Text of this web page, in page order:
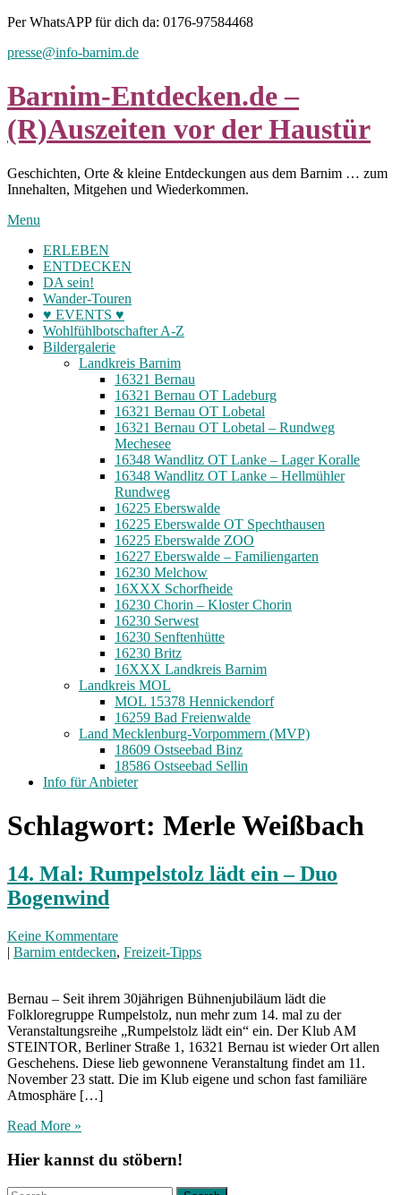
Skip
content
Per WhatsAPP für dich da: 0176-97584468
presse@info-barnim.de
Barnim-Entdecken.de –
(R)Auszeiten vor der Haustür
Geschichten, Orte & kleine Entdeckungen aus dem Barnim … zum
Innehalten, Mitgehen und Wiederkommen.
Menu
ERLEBEN
ENTDECKEN
DA sein!
Wander-Touren
♥ EVENTS ♥
Wohlfühlbotschafter A-Z
Bildergalerie
Landkreis Barnim
16321 Bernau
16321 Bernau OT Ladeburg
16321 Bernau OT Lobetal
16321 Bernau OT Lobetal – Rundweg
Mechesee
16348 Wandlitz OT Lanke – Lager Koralle
16348 Wandlitz OT Lanke – Hellmühler
Rundweg
16225 Eberswalde
16225 Eberswalde OT Spechthausen
16225 Eberswalde ZOO
16227 Eberswalde – Familiengarten
16230 Melchow
16XXX Schorfheide
16230 Chorin – Kloster Chorin
16230 Serwest
16230 Senftenhütte
16230 Britz
16XXX Landkreis Barnim
Landkreis MOL
MOL 15378 Hennickendorf
16259 Bad Freienwalde
Land Mecklenburg-Vorpommern (MVP)
18609 Ostseebad Binz
18586 Ostseebad Sellin
Info für Anbieter
Schlagwort: Merle Weißbach
14. Mal: Rumpelstolz lädt ein – Duo
Bogenwind
Keine Kommentare
| Barnim entdecken, Freizeit-Tipps
Bernau – Seit ihrem 30jährigen Bühnenjubiläum lädt die
Folkloregruppe Rumpelstolz, nun mehr zum 14. mal zu der
Veranstaltungsreihe „Rumpelstolz lädt ein“ ein. Der Klub AM
STEINTOR, Berliner Straße 1, 16321 Bernau ist wieder Ort allen
Geschehens. Diese lieb gewonnene Veranstaltung findet am 11.
November 23 statt. Die im Klub eigene und schon fast familiäre
Atmosphäre […]
Read More »
Hier kannst du stöbern!